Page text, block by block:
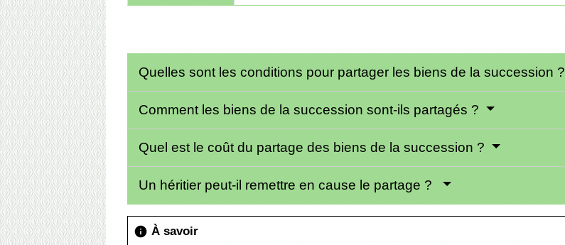
Quelles sont les conditions pour partager les biens de la succession ?
Comment les biens de la succession sont-ils partagés ?
Quel est le coût du partage des biens de la succession ?
Un héritier peut-il remettre en cause le partage ?
info À savoir